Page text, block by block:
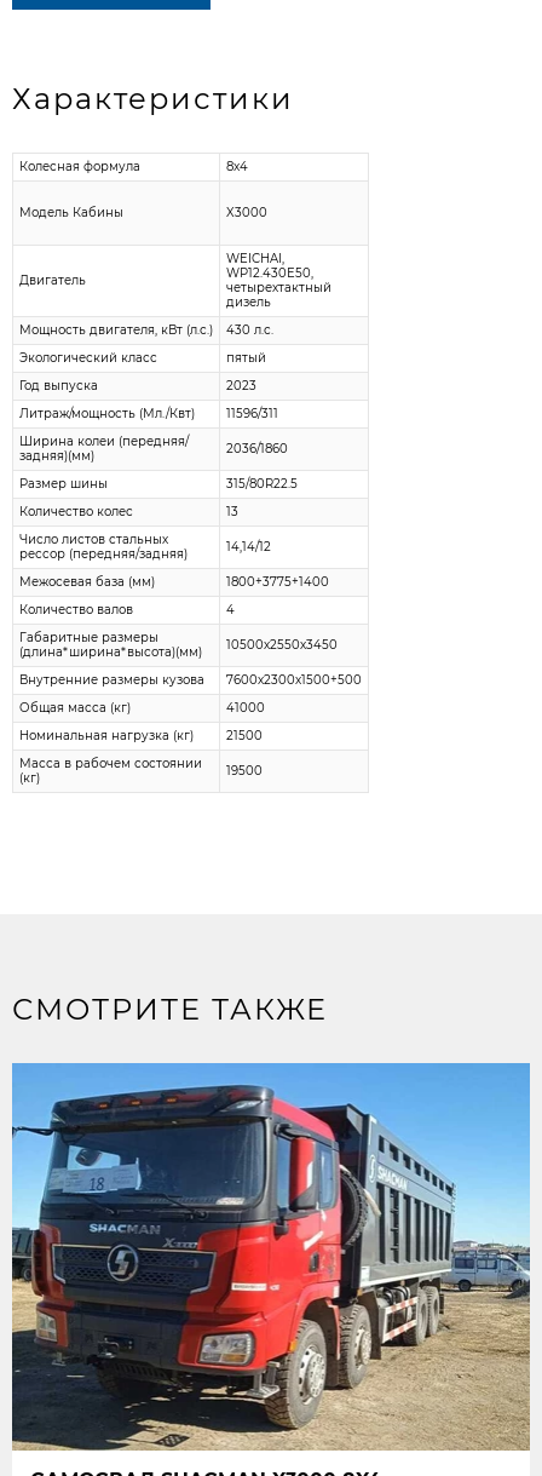
Характеристики
Колесная формула 8x4
Модель Кабины X3000
Двигатель
WEICHAI,
WP12.430E50,
четырехтактный
дизель
Мощность двигателя, кВт (л.с.)
430 л.с.
Экологический класс
пятый
Год выпуска
2023
Литраж/мощность (Мл./Квт)
11596/311
Ширина колеи (передняя/
задняя)(мм)
2036/1860
Размер шины
315/80R22.5
Количество колес
13
Число листов стальных
рессор (передняя/задняя)
14,14/12
Межосевая база (мм)
1800+3775+1400
Количество валов
4
Габаритные размеры
(длина*ширина*высота)(мм)
10500х2550х3450
Внутренние размеры кузова
7600х2300х1500+500
Общая масса (кг)
41000
Номинальная нагрузка (кг)
21500
Масса в рабочем состоянии
(кг)
19500
СМОТРИТЕ ТАКЖЕ